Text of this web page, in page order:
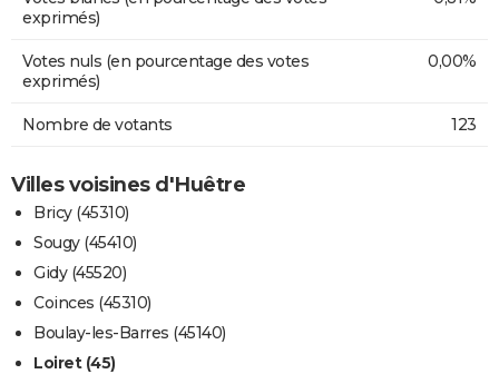
exprimés)
Votes nuls (en pourcentage des votes
exprimés)
0,00%
Nombre de votants 123
Villes voisines d'Huêtre
Bricy (45310)
Sougy (45410)
Gidy (45520)
Coinces (45310)
Boulay-les-Barres (45140)
Loiret (45)